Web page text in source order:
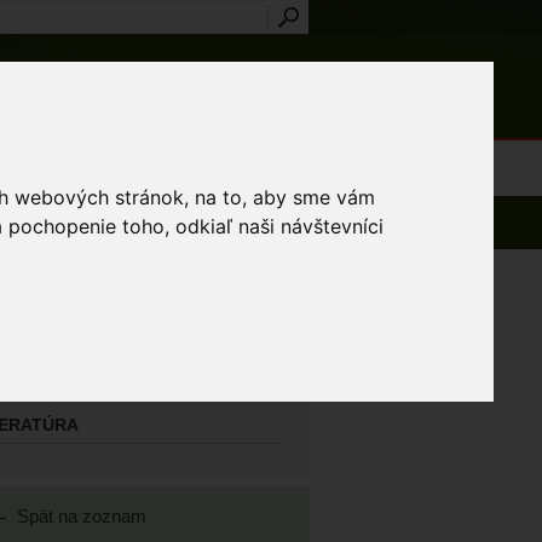
webových stránok, na to, aby sme vám
toho, odkiaľ naši návštevníci
Spät na zoznam